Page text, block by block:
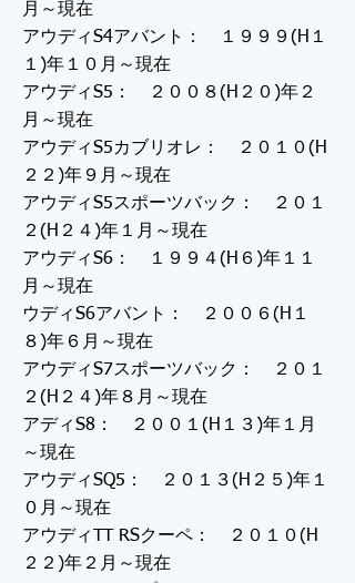
月～現在
アウディS4アバント： １９９９(H１
１)年１０月～現在
アウディS5： ２００８(H２０)年２
月～現在
アウディS5カブリオレ： ２０１０(H
２２)年９月～現在
アウディS5スポーツバック： ２０１
２(H２４)年１月～現在
アウディS6： １９９４(H６)年１１
月～現在
ウディS6アバント： ２００６(H１
８)年６月～現在
アウディS7スポーツバック： ２０１
２(H２４)年８月～現在
アディS8： ２００１(H１３)年１月
～現在
アウディSQ5： ２０１３(H２５)年１
０月～現在
アウディTT RSクーペ： ２０１０(H
２２)年２月～現在